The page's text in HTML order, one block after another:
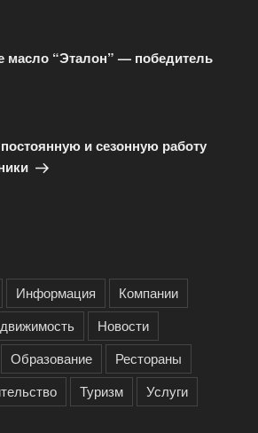
масло “Эталон” — победитель
и сезонную работу
Информация
Компании
Новости
Образование
Рестораны
Туризм
Услуги